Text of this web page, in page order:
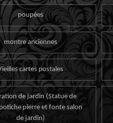
poupées
montre anciennes
cartes postales
de jardin (Statue de
pierre et fonte salon
de jardin)